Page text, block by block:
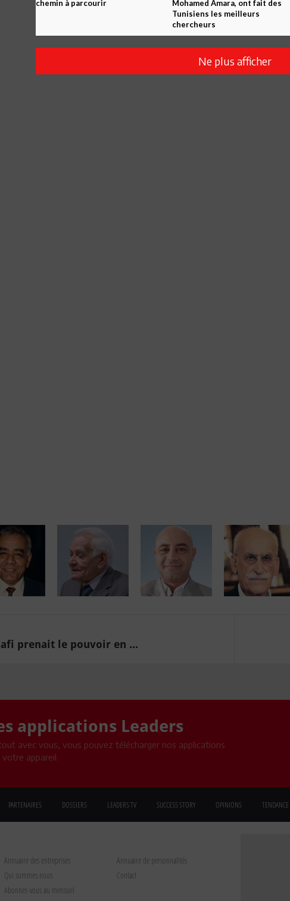
prenait le pouvoir en ...
applications Leaders
avec vous, vous pouvez télécharger nos applications
appareil.
PARTENAIRES DOSSIERS LEADERS TV SUCCESS STORY OPINIONS TENDANCE
Annuaire des entreprises
Annuaire de personnalités
Qui sommes nous
Contact
Abonnez-vous au mensuel
chemin à parcourir
Mohamed Amara, ont fait des
Tunisiens les meilleurs
chercheurs
Ne plus afficher